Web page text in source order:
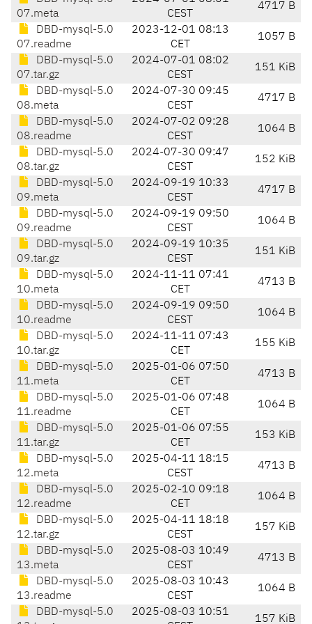
07.meta
CEST
4717 B
DBD-mysql-5.0
07.readme
2023-12-01 08:13
CET
1057 B
DBD-mysql-5.0
07.tar.gz
2024-07-01 08:02
CEST
151 KiB
DBD-mysql-5.0
08.meta
2024-07-30 09:45
CEST
4717 B
DBD-mysql-5.0
08.readme
2024-07-02 09:28
CEST
1064 B
DBD-mysql-5.0
08.tar.gz
2024-07-30 09:47
CEST
152 KiB
DBD-mysql-5.0
09.meta
2024-09-19 10:33
CEST
4717 B
DBD-mysql-5.0
09.readme
2024-09-19 09:50
CEST
1064 B
DBD-mysql-5.0
09.tar.gz
2024-09-19 10:35
CEST
151 KiB
DBD-mysql-5.0
10.meta
2024-11-11 07:41
CET
4713 B
DBD-mysql-5.0
10.readme
2024-09-19 09:50
CEST
1064 B
DBD-mysql-5.0
10.tar.gz
2024-11-11 07:43
CET
155 KiB
DBD-mysql-5.0
11.meta
2025-01-06 07:50
CET
4713 B
DBD-mysql-5.0
11.readme
2025-01-06 07:48
CET
1064 B
DBD-mysql-5.0
11.tar.gz
2025-01-06 07:55
CET
153 KiB
DBD-mysql-5.0
12.meta
2025-04-11 18:15
CEST
4713 B
DBD-mysql-5.0
12.readme
2025-02-10 09:18
CET
1064 B
DBD-mysql-5.0
12.tar.gz
2025-04-11 18:18
CEST
157 KiB
DBD-mysql-5.0
13.meta
2025-08-03 10:49
CEST
4713 B
DBD-mysql-5.0
13.readme
2025-08-03 10:43
CEST
1064 B
DBD-mysql-5.0
2025-08-03 10:51
157 KiB